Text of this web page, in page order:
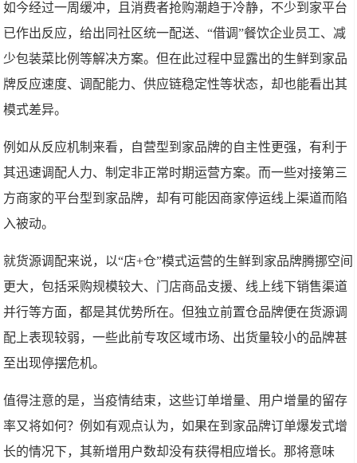
如今经过一周缓冲，且消费者抢购潮趋于冷静，不少到家平台
已作出反应，给出同社区统一配送、“借调”餐饮企业员工、减
少包装菜比例等解决方案。但在此过程中显露出的生鲜到家品
牌反应速度、调配能力、供应链稳定性等状态，却也能看出其
模式差异。
例如从反应机制来看，自营型到家品牌的自主性更强，有利于
其迅速调配人力、制定非正常时期运营方案。而一些对接第三
方商家的平台型到家品牌，却有可能因商家停运线上渠道而陷
入被动。
就货源调配来说，以“店+仓”模式运营的生鲜到家品牌腾挪空间
更大，包括采购规模较大、门店商品支援、线上线下销售渠道
并行等方面，都是其优势所在。但独立前置仓品牌便在货源调
配上表现较弱，一些此前专攻区域市场、出货量较小的品牌甚
至出现停摆危机。
值得注意的是，当疫情结束，这些订单增量、用户增量的留存
率又将如何？例如有观点认为，如果在到家品牌订单爆发式增
长的情况下，其新增用户数却没有获得相应增长。那将意味